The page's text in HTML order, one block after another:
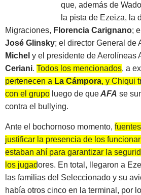
que, además de
la pista de Ezeiza, la
Migraciones, Florencia Carignano;
José Glinsky; el director General de
Michel y el presidente de Aerolíneas
Ceriani. Todos los mencionados, a
pertenecen a La Cámpora, y Chiqui
con el grupo luego de queAFA se
contra el bullying.
Ante el bochornoso momento,
justificar la presencia de los
estaban ahí para garantizar la
los jugadores. En total, llegaron a
las familias del Seleccionado y su
había otros cinco en la terminal, por